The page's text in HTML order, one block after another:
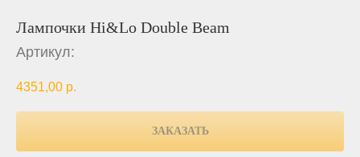
Лампочки Hi&Lo Double Beam
Артикул:
4351,00 р.
ЗАКАЗАТЬ